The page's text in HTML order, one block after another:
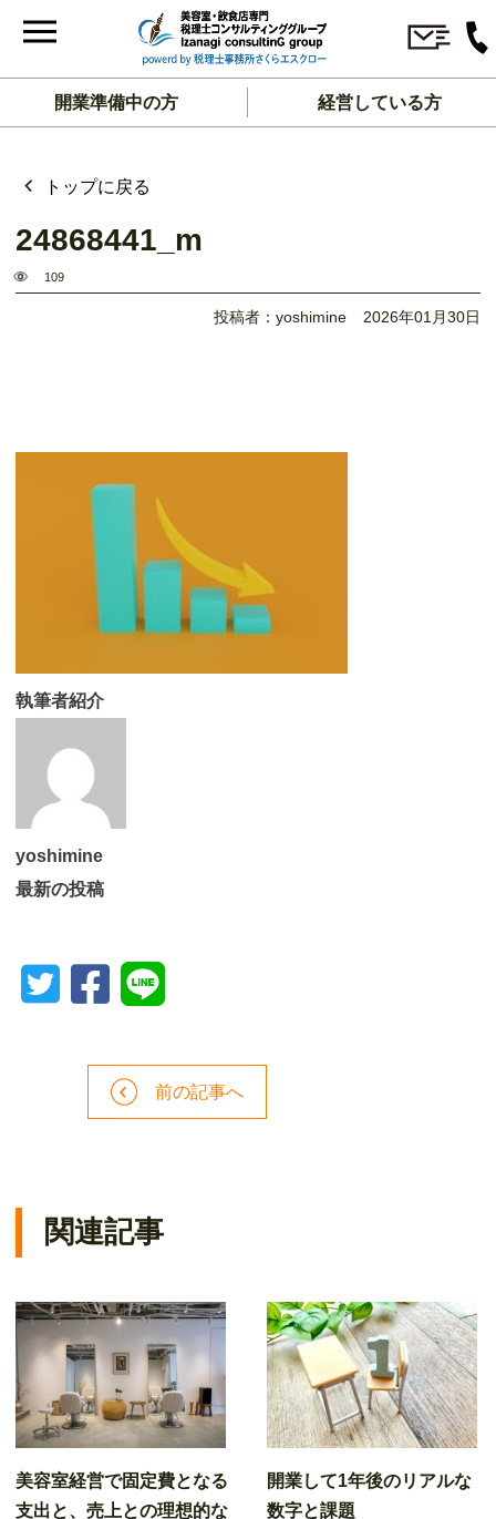
開業準備中の方 経営している方
トップに戻る
24868441_m
109
投稿者：yoshimine 2026年01月30日
執筆者紹介
yoshimine
最新の投稿
前の記事へ
関連記事
美容室経営で固定費となる
支出と、売上との理想的な
開業して1年後のリアルな
数字と課題